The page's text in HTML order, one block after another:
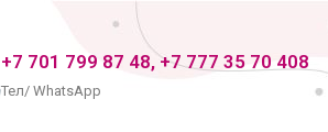
+7 701 799 87 48, +7 777 35 70 408
Тел/ WhatsApp